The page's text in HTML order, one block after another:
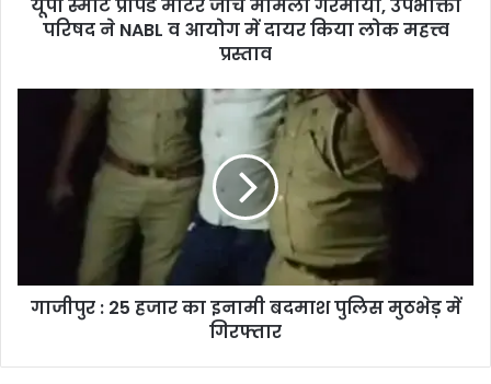
यूपी स्मार्ट प्रीपेड मीटर जांच मामला गरमाया, उपभोक्ता
परिषद ने NABL व आयोग में दायर किया लोक महत्त्व
प्रस्ताव
गाजीपुर : 25 हजार का इनामी बदमाश पुलिस मुठभेड़ में
गिरफ्तार